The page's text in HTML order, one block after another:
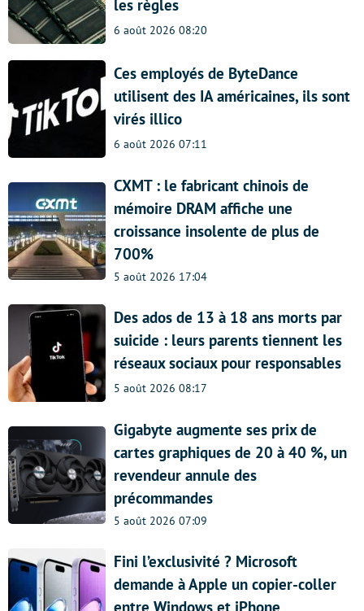
les règles
6 août 2026 08:20
Ces employés de ByteDance
utilisent des IA américaines, ils sont
virés illico
6 août 2026 07:11
CXMT : le fabricant chinois de
mémoire DRAM affiche une
croissance insolente de plus de
700%
5 août 2026 17:04
Des ados de 13 à 18 ans morts par
suicide : leurs parents tiennent les
réseaux sociaux pour responsables
5 août 2026 08:17
Gigabyte augmente ses prix de
cartes graphiques de 20 à 40 %, un
revendeur annule des
précommandes
5 août 2026 07:09
Fini l’exclusivité ? Microsoft
demande à Apple un copier-coller